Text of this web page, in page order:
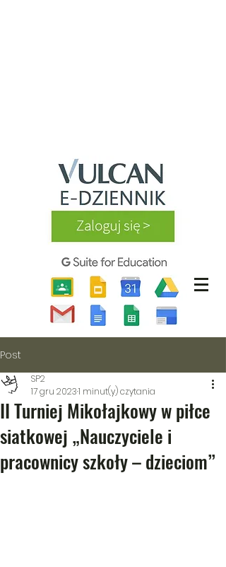
Post
II Turniej Mikołajkowy w piłce
siatkowej „Nauczyciele i
pracownicy szkoły – dzieciom”
SP2
17 gru 20231 minut(y) czytania